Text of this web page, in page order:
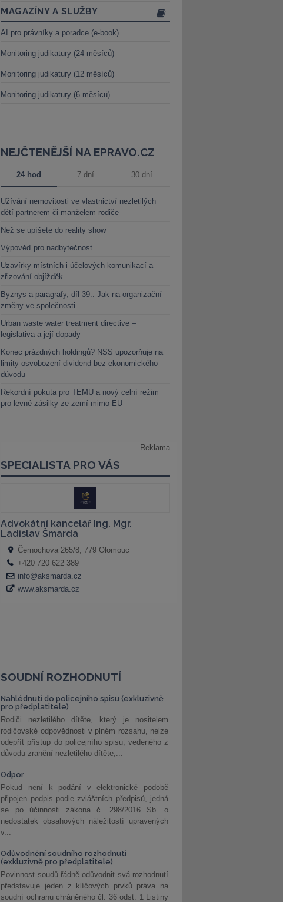
MAGAZÍNY A SLUŽBY
AI pro právníky a poradce (e-book)
Monitoring judikatury (24 měsíců)
Monitoring judikatury (12 měsíců)
Monitoring judikatury (6 měsíců)
NEJČTENĚJŠÍ NA EPRAVO.CZ
24 hod 7 dní 30 dní
Užívání nemovitosti ve vlastnictví nezletilých
dětí partnerem či manželem rodiče
Než se upíšete do reality show
Výpověď pro nadbytečnost
Uzavírky místních i účelových komunikací a
zřizování objížděk
Byznys a paragrafy, díl 39.: Jak na organizační
změny ve společnosti
Urban waste water treatment directive –
legislativa a její dopady
Konec prázdných holdingů? NSS upozorňuje na
limity osvobození dividend bez ekonomického
důvodu
Rekordní pokuta pro TEMU a nový celní režim
pro levné zásilky ze zemí mimo EU
SOUDNÍ ROZHODNUTÍ
Nahlédnutí do policejního spisu (exkluzivně
pro předplatitele)
Rodiči nezletilého dítěte, který je nositelem
rodičovské odpovědnosti v plném rozsahu, nelze
odepřít přístup do policejního spisu, vedeného z
důvodu zranění nezletilého dítěte,...
Odpor
Pokud není k podání v elektronické podobě
připojen podpis podle zvláštních předpisů, jedná
se po účinnosti zákona č. 298/2016 Sb. o
nedostatek obsahových náležitostí upravených
v...
Odůvodnění soudního rozhodnutí
(exkluzivně pro předplatitele)
Povinnost soudů řádně odůvodnit svá rozhodnutí
představuje jeden z klíčových prvků práva na
soudní ochranu chráněného čl. 36 odst. 1 Listiny